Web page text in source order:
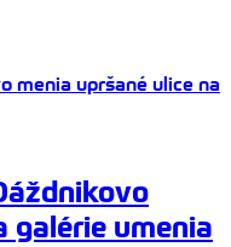
galérie umenia